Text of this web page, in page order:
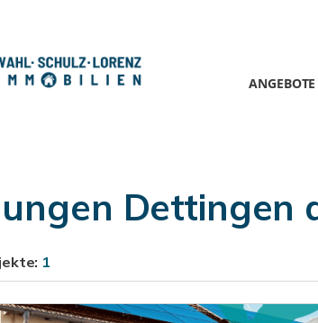
ANGEBOTE
Dettingen
1